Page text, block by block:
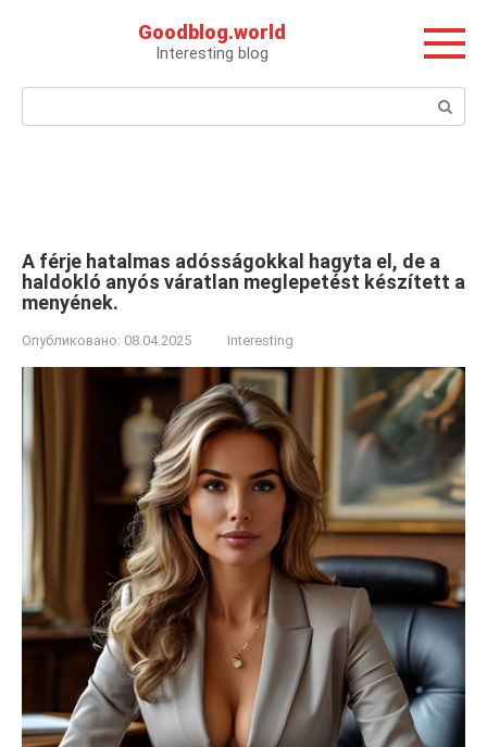
Goodblog.world
Interesting blog
Поиск:
A férje hatalmas adósságokkal hagyta el, de a
haldokló anyós váratlan meglepetést készített a
menyének.
Опубликовано: 08.04.2025 Interesting